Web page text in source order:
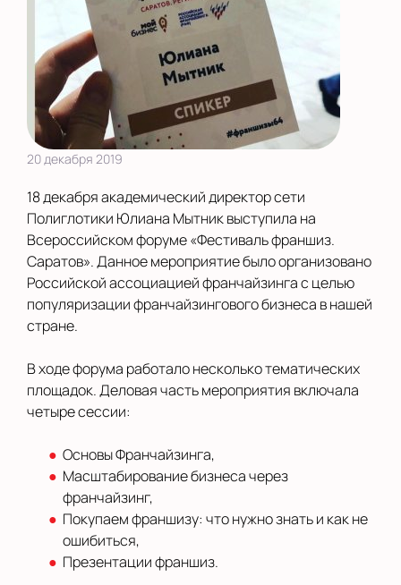
20 декабря 2019
18 декабря академический директор сети
Полиглотики Юлиана Мытник выступила на
Всероссийском форуме «Фестиваль франшиз.
Саратов». Данное мероприятие было организовано
Российской ассоциацией франчайзинга с целью
популяризации франчайзингового бизнеса в нашей
стране.
В ходе форума работало несколько тематических
площадок. Деловая часть мероприятия включала
четыре сессии:
Основы Франчайзинга,
Масштабирование бизнеса через
франчайзинг,
Покупаем франшизу: что нужно знать и как не
ошибиться,
Презентации франшиз.